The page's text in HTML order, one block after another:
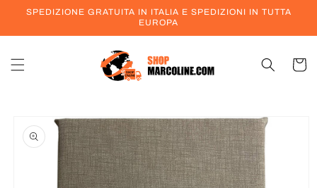
direttamente
SPEDIZIONE GRATUITA IN ITALIA E SPEDIZIONI IN TUTTA
EUROPA
Carrello
Passa alle
informazioni
sul prodotto